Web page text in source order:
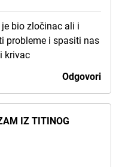
bio zločinac ali i
probleme i spasiti nas
krivac
Odgovori
IZ TITINOG